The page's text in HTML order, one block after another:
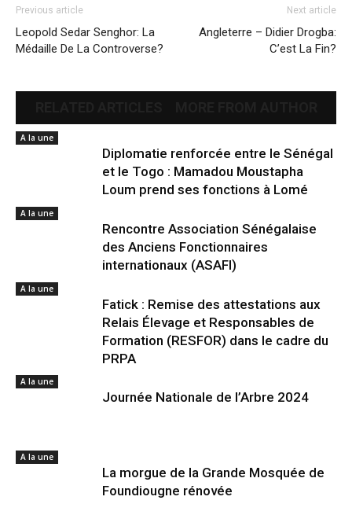
Previous article
Leopold Sedar Senghor: La
Médaille De La Controverse?
Next article
Angleterre – Didier Drogba:
C’est La Fin?
A la une
Diplomatie renforcée entre le Sénégal
et le Togo : Mamadou Moustapha
Loum prend ses fonctions à Lomé
A la une
Rencontre Association Sénégalaise
des Anciens Fonctionnaires
internationaux (ASAFI)
A la une
Fatick : Remise des attestations aux
Relais Élevage et Responsables de
Formation (RESFOR) dans le cadre du
PRPA
A la une
Journée Nationale de l’Arbre 2024
A la une
La morgue de la Grande Mosquée de
Foundiougne rénovée